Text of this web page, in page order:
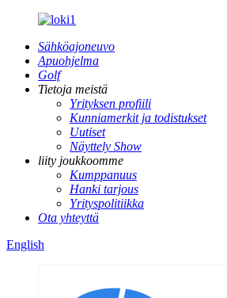
Sähköajoneuvo
Apuohjelma
Golf
Tietoja meistä
Yrityksen profiili
Kunniamerkit ja todistukset
Uutiset
Näyttely Show
liity joukkoomme
Kumppanuus
Hanki tarjous
Yrityspolitiikka
Ota yhteyttä
English